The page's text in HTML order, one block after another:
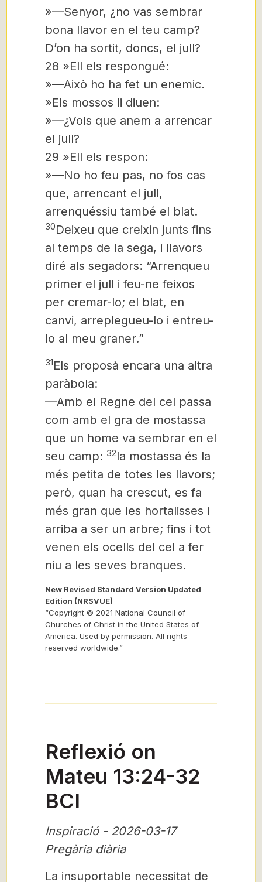
»—Senyor, ¿no vas sembrar
bona llavor en el teu camp?
D’on ha sortit, doncs, el jull?
28 »Ell els respongué:
»—Això ho ha fet un enemic.
»Els mossos li diuen:
»—¿Vols que anem a arrencar
el jull?
29 »Ell els respon:
»—No ho feu pas, no fos cas
que, arrencant el jull,
arrenquéssiu també el blat.
30Deixeu que creixin junts fins
al temps de la sega, i llavors
diré als segadors: “Arrenqueu
primer el jull i feu-ne feixos
per cremar-lo; el blat, en
canvi, arreplegueu-lo i entreu-
lo al meu graner.”
31Els proposà encara una altra
paràbola:
—Amb el Regne del cel passa
com amb el gra de mostassa
que un home va sembrar en el
seu camp: 32la mostassa és la
més petita de totes les llavors;
però, quan ha crescut, es fa
més gran que les hortalisses i
arriba a ser un arbre; fins i tot
venen els ocells del cel a fer
niu a les seves branques.
New Revised Standard Version Updated
Edition (NRSVUE)
“Copyright © 2021 National Council of
Churches of Christ in the United States of
America. Used by permission. All rights
reserved worldwide.”
Reflexió on
Mateu 13:24-32
BCI
Inspiració - 2026-03-17
Pregària diària
La insuportable necessitat de